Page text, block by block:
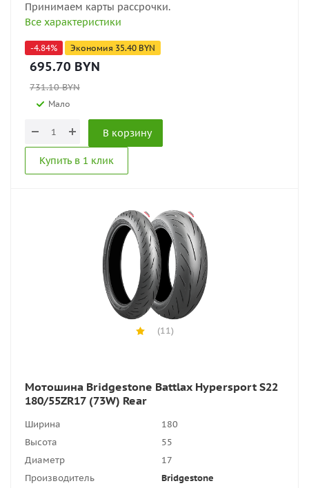
Принимаем карты рассрочки.
Все характеристики
-4.84% Экономия 35.40 BYN
695.70 BYN
731.10BYN
Мало
В корзину
Купить в 1 клик
(11)
Мотошина Bridgestone Battlax Hypersport S22
180/55ZR17 (73W) Rear
Ширина
180
Высота
55
Диаметр
17
Производитель
Bridgestone